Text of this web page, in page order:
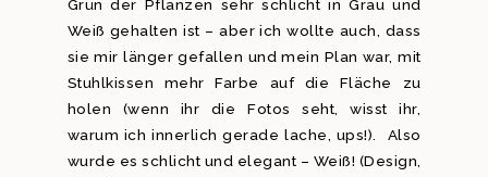
Grün der Pflanzen sehr schlicht in Grau und
Weiß gehalten ist – aber ich wollte auch, dass
sie mir länger gefallen und mein Plan war, mit
Stuhlkissen mehr Farbe auf die Fläche zu
holen (wenn ihr die Fotos seht, wisst ihr,
warum ich innerlich gerade lache, ups!). Also
wurde es schlicht und elegant – Weiß! (Design,